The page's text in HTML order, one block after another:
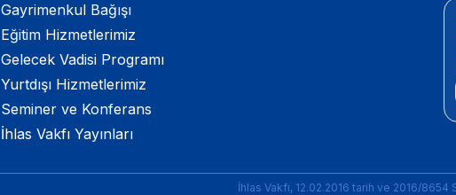
Gayrimenkul Bağışı
Eğitim Hizmetlerimiz
Gelecek Vadisi Programı
Yurtdışı Hizmetlerimiz
Seminer ve Konferans
İhlas Vakfı Yayınları
İhlas Vakfı, 12.02.2016 tarih ve 2016/8654